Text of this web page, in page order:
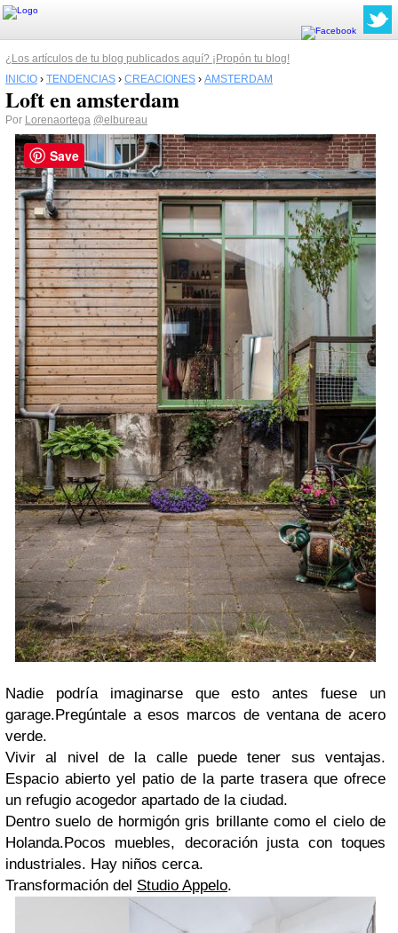
¿Los artículos de tu blog publicados aquí? ¡Propón tu blog!
INICIO › TENDENCIAS › CREACIONES › AMSTERDAM
Loft en amsterdam
Por Lorenaortega @elbureau
Nadie podría imaginarse que esto antes fuese un
garage.Pregúntale a esos marcos de ventana de acero
verde.
Vivir al nivel de la calle puede tener sus ventajas.
Espacio abierto yel patio de la parte trasera que ofrece
un refugio acogedor apartado de la ciudad.
Dentro suelo de hormigón gris brillante como el cielo de
Holanda.Pocos muebles, decoración justa con toques
industriales. Hay niños cerca.
Transformación del Studio Appelo.
Save